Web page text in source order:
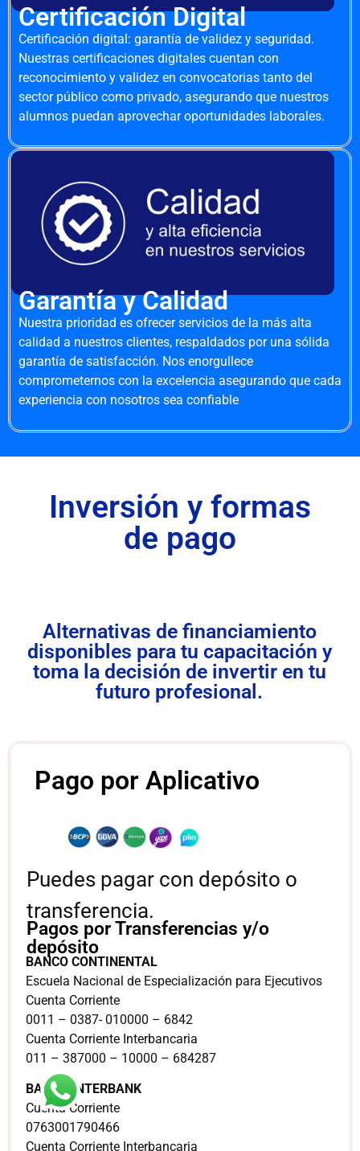
Certificación Digital
Certificación digital: garantía de validez y seguridad.
Nuestras certificaciones digitales cuentan con
reconocimiento y validez en convocatorias tanto del
sector público como privado, asegurando que nuestros
alumnos puedan aprovechar oportunidades laborales.
Garantía y Calidad
Nuestra prioridad es ofrecer servicios de la más alta
calidad a nuestros clientes, respaldados por una sólida
garantía de satisfacción. Nos enorgullece
comprometernos con la excelencia asegurando que cada
experiencia con nosotros sea confiable
Inversión y formas
de pago
Alternativas de financiamiento
disponibles para tu capacitación y
toma la decisión de invertir en tu
futuro profesional.
Pago por Aplicativo
Puedes pagar con depósito o
transferencia.
BANCO CONTINENTAL
Escuela Nacional de Especialización para Ejecutivos
Cuenta Corriente
0011 – 0387- 010000 – 6842
Cuenta Corriente Interbancaria
011 – 387000 – 10000 – 684287
BANCO INTERBANK
Cuenta Corriente
0763001790466
Cuenta Corriente Interbancaria
Pagos por Transferencias y/o
depósito